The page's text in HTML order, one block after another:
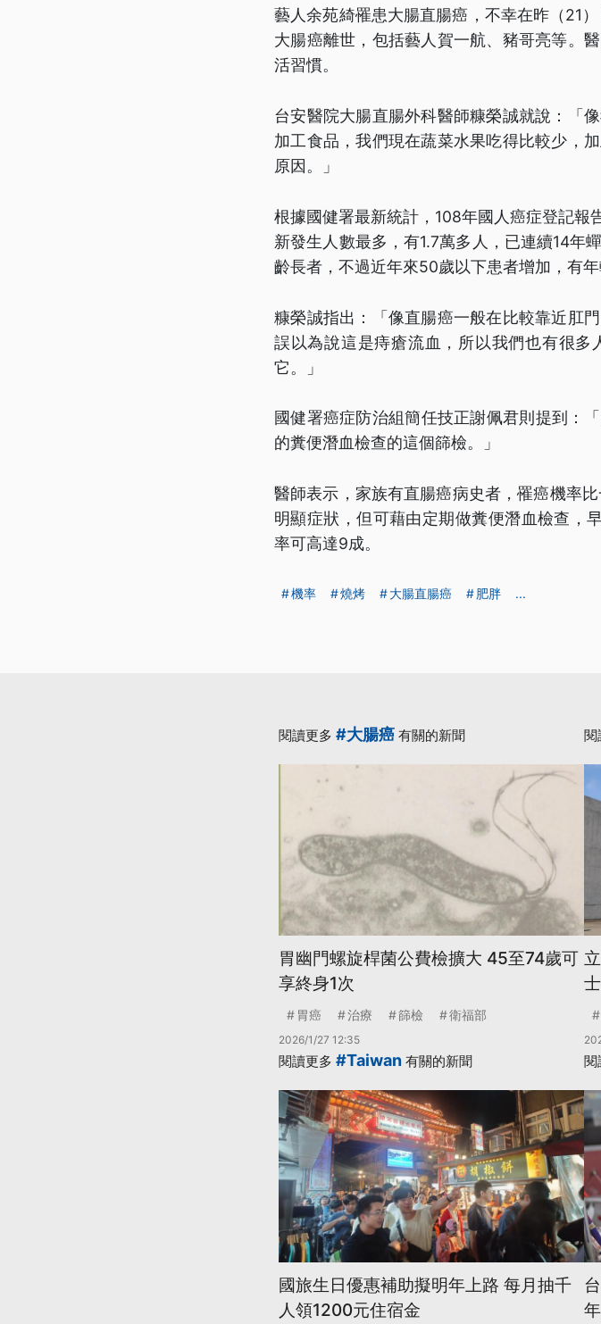
藝人余苑綺罹患大腸直腸癌，不幸在昨（21
大腸癌離世，包括藝人賀一航、豬哥亮等。
活習慣。
台安醫院大腸直腸外科醫師糠榮誠就說：「
加工食品，我們現在蔬菜水果吃得比較少，
原因。」
根據國健署最新統計，108年國人癌症登記
新發生人數最多，有1.7萬多人，已連續14年
齡長者，不過近年來50歲以下患者增加，有年
糠榮誠指出：「像直腸癌一般在比較靠近肛
誤以為說這是痔瘡流血，所以我們也有很
它。」
國健署癌症防治組簡任技正謝佩君則提到：
的糞便潛血檢查的這個篩檢。」
醫師表示，家族有直腸癌病史者，罹癌機率
明顯症狀，但可藉由定期做糞便潛血檢查，
率可高達9成。
機率 燒烤 大腸直腸癌 肥胖 ...
閱讀更多 #大腸癌 有關的新聞
胃幽門螺旋桿菌公費檢擴大 45至74歲可
享終身1次
胃癌 治療 篩檢 衛福部
2026/1/27 12:35
閱
閱讀更多 #Taiwan 有關的新聞
國旅生日優惠補助擬明年上路 每月抽千
人領1200元住宿金
閱